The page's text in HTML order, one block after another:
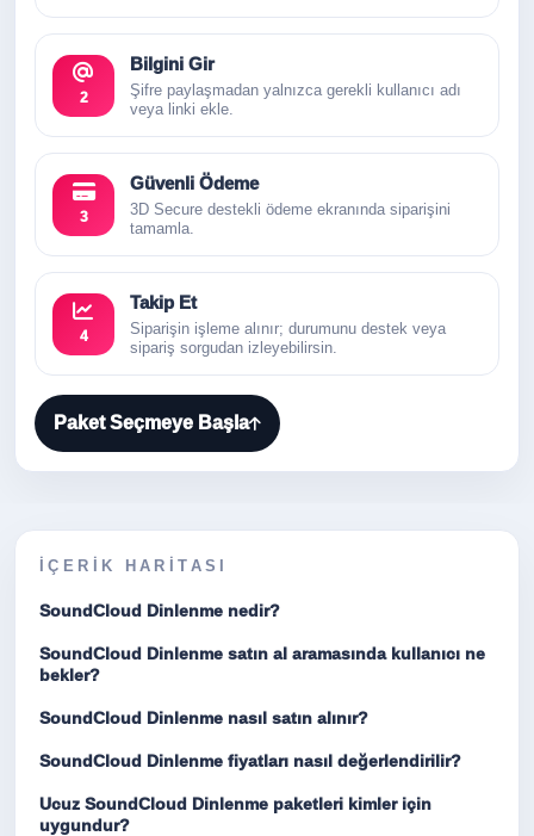
2
Bilgini Gir
Şifre paylaşmadan yalnızca gerekli kullanıcı adı
veya linki ekle.
3
Güvenli Ödeme
3D Secure destekli ödeme ekranında siparişini
tamamla.
4
Takip Et
Siparişin işleme alınır; durumunu destek veya
sipariş sorgudan izleyebilirsin.
Paket Seçmeye Başla
İÇERIK HARITASI
SoundCloud Dinlenme nedir?
SoundCloud Dinlenme satın al aramasında kullanıcı ne
bekler?
SoundCloud Dinlenme nasıl satın alınır?
SoundCloud Dinlenme fiyatları nasıl değerlendirilir?
Ucuz SoundCloud Dinlenme paketleri kimler için
uygundur?